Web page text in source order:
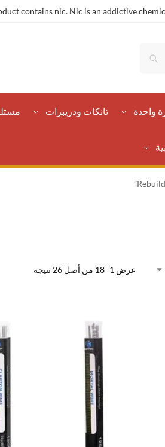
contains nic. Nic is an addictive
واحدة تانكات ودريبرات
عرض 1–18 من أصل 26 نتيجة